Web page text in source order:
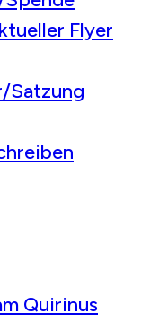
Flyer
Satzung
Quirinus